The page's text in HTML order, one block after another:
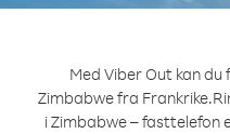
Med Viber Out kan
Zimbabwe fra Frankrike.
i Zimbabwe – fasttelefon